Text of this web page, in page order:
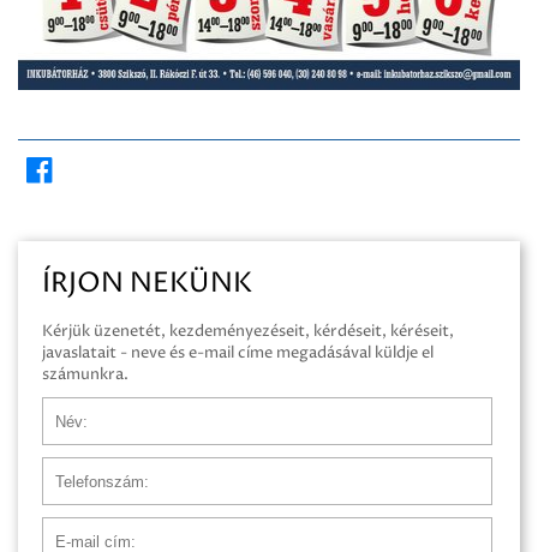
ÍRJON NEKÜNK
Kérjük üzenetét, kezdeményezéseit, kérdéseit, kéréseit,
javaslatait - neve és e-mail címe megadásával küldje el
számunkra.